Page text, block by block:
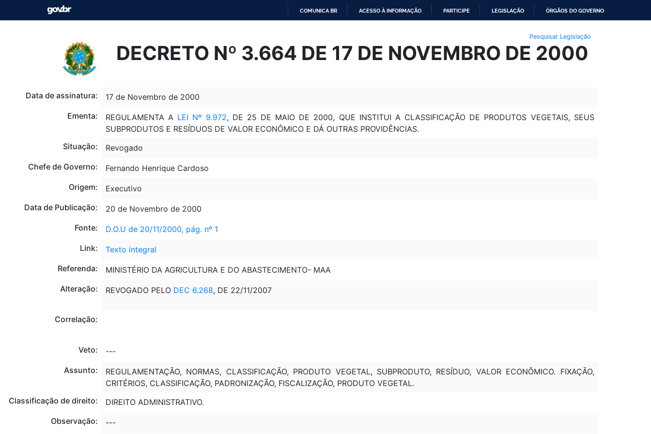
O
CONTEÚDO
COMUNICA BR ACESSO À INFORMAÇÃO PARTICIPE LEGISLAÇÃO ÓRGÃOS DO GOVERNO
Pesquisar Legislação
DECRETO Nº 3.664 DE 17 DE NOVEMBRO DE 2000
Data de assinatura:
17 de Novembro de 2000
Ementa:
REGULAMENTA A LEI Nº 9.972, DE 25 DE MAIO DE 2000, QUE INSTITUI A CLASSIFICAÇÃO DE PRODUTOS VEGETAIS, SEUS
SUBPRODUTOS E RESÍDUOS DE VALOR ECONÔMICO E DÁ OUTRAS PROVIDÊNCIAS.
Situação:
Revogado
Chefe de Governo:
Fernando Henrique Cardoso
Origem:
Executivo
Data de Publicação:
20 de Novembro de 2000
Fonte:
D.O.U de 20/11/2000, pág. nº 1
Link:
Texto integral
Referenda:
MINISTÉRIO DA AGRICULTURA E DO ABASTECIMENTO- MAA
Alteração:
REVOGADO PELO DEC 6.268, DE 22/11/2007
Correlação:
Veto:
---
Assunto:
REGULAMENTAÇÃO, NORMAS, CLASSIFICAÇÃO, PRODUTO VEGETAL, SUBPRODUTO, RESÍDUO, VALOR ECONÔMICO. FIXAÇÃO,
CRITÉRIOS, CLASSIFICAÇÃO, PADRONIZAÇÃO, FISCALIZAÇÃO, PRODUTO VEGETAL.
Classificação de direito:
DIREITO ADMINISTRATIVO.
Observação:
---